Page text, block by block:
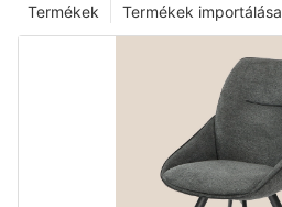
Termékek importálása
Termékek